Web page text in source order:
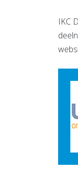
IKC